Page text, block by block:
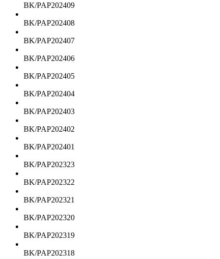
BK/PAP202409
BK/PAP202408
BK/PAP202407
BK/PAP202406
BK/PAP202405
BK/PAP202404
BK/PAP202403
BK/PAP202402
BK/PAP202401
BK/PAP202323
BK/PAP202322
BK/PAP202321
BK/PAP202320
BK/PAP202319
BK/PAP202318